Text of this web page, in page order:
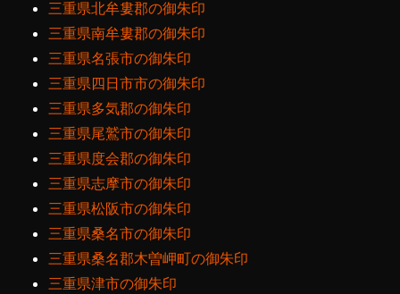
三重県北牟婁郡の御朱印
三重県南牟婁郡の御朱印
三重県名張市の御朱印
三重県四日市市の御朱印
三重県多気郡の御朱印
三重県尾鷲市の御朱印
三重県度会郡の御朱印
三重県志摩市の御朱印
三重県松阪市の御朱印
三重県桑名市の御朱印
三重県桑名郡木曽岬町の御朱印
三重県津市の御朱印